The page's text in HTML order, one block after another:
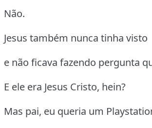
Não.
Jesus também nunca tinha visto
e não ficava fazendo pergunta
E ele era Jesus Cristo, hein?
Mas pai, eu queria um